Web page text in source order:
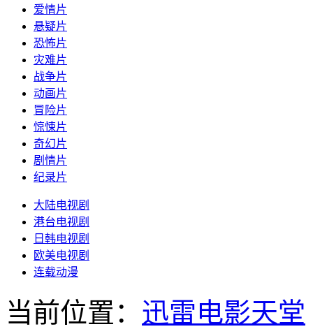
爱情片
悬疑片
恐怖片
灾难片
战争片
动画片
冒险片
惊悚片
奇幻片
剧情片
纪录片
大陆电视剧
港台电视剧
日韩电视剧
欧美电视剧
连载动漫
当前位置： 迅雷电影天堂